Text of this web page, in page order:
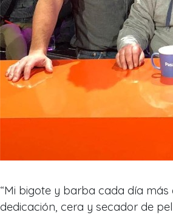
“Mi bigote y barba cada día más
dedicación, cera y secador de